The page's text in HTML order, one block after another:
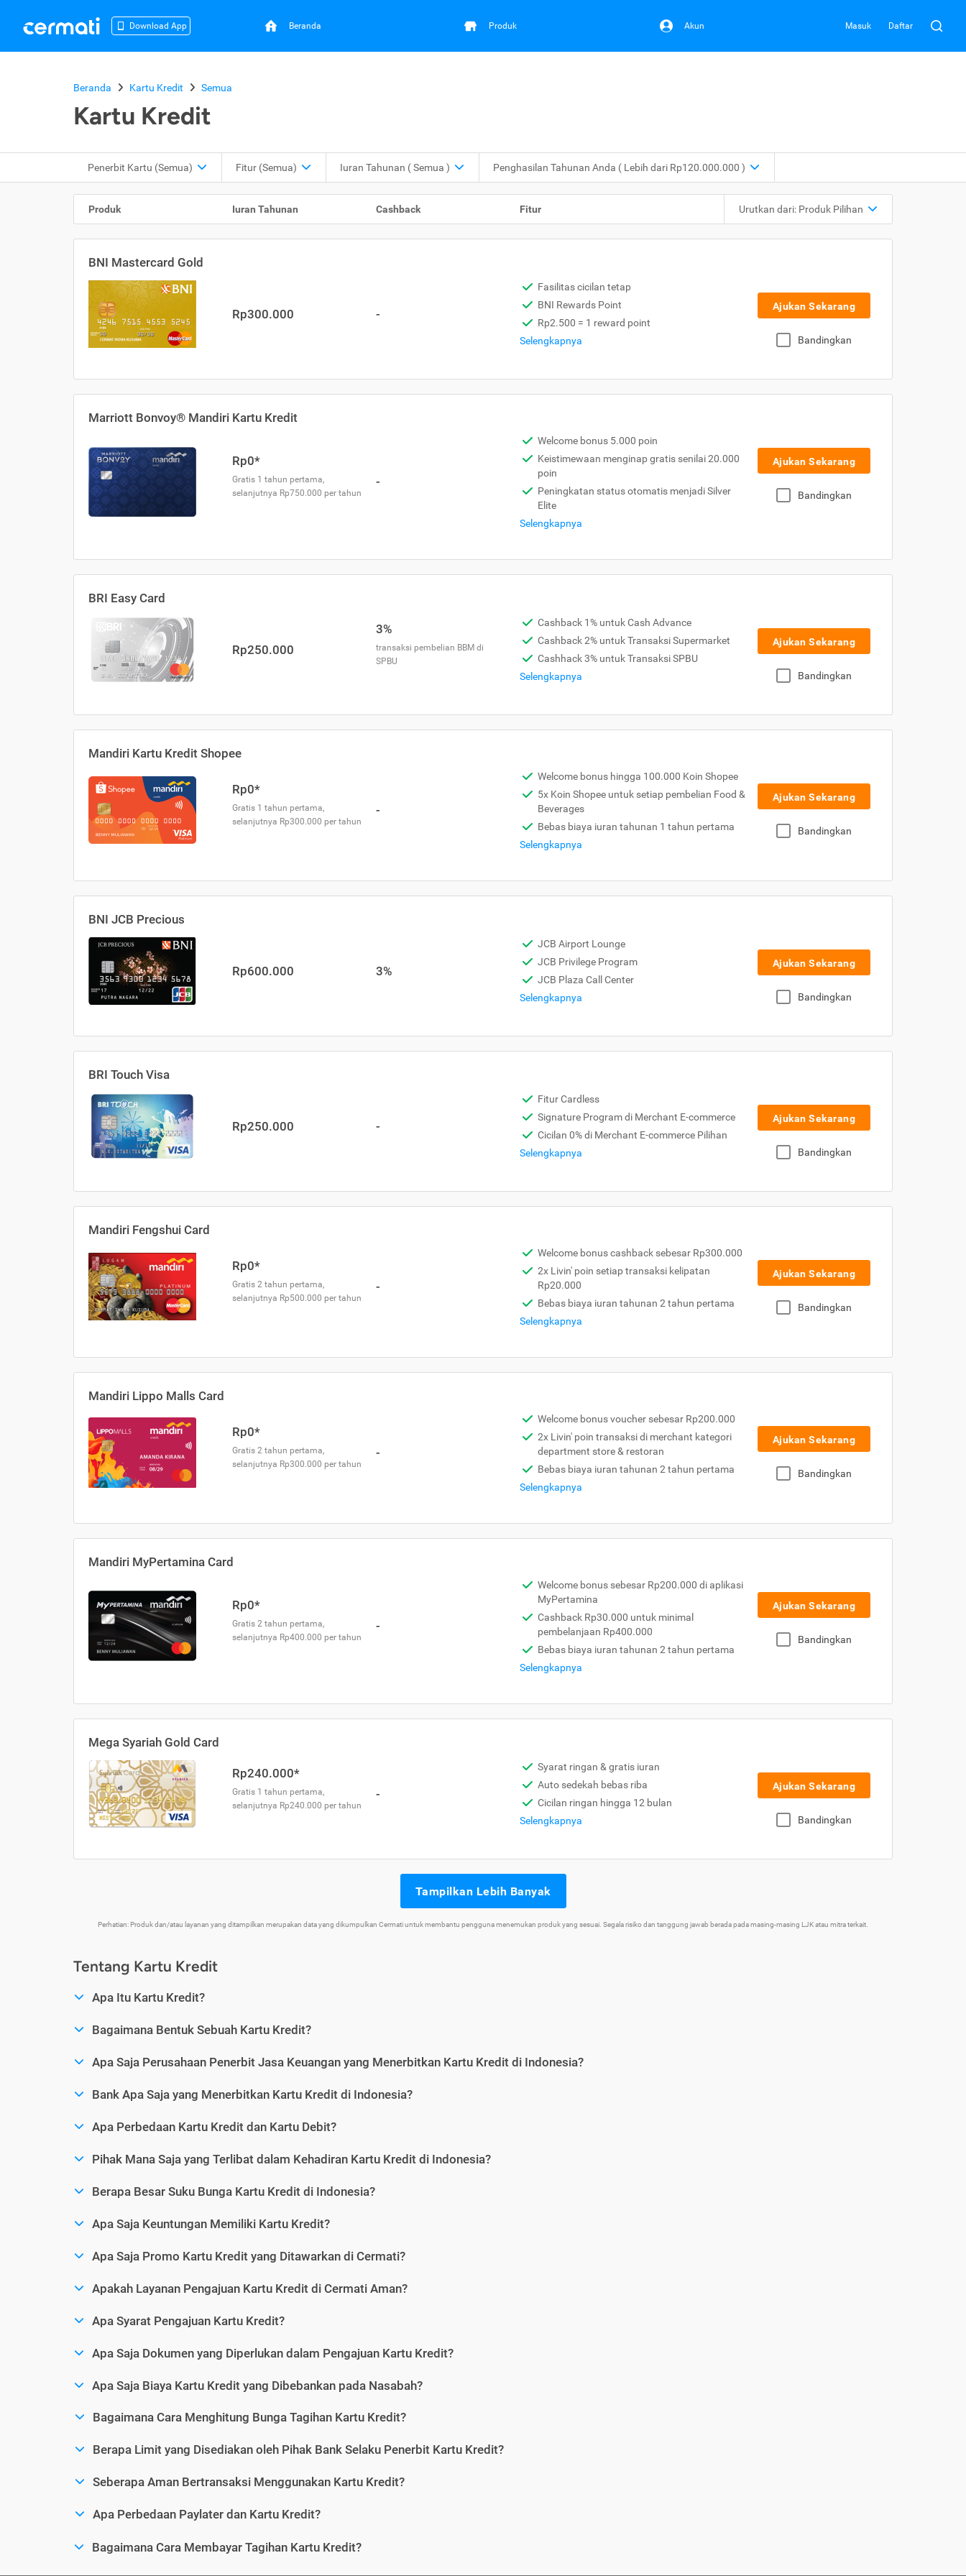
Download App Beranda Produk Akun Masuk Daftar
Beranda Kartu Kredit Semua
Kartu Kredit
Penerbit Kartu (Semua) Fitur (Semua) Iuran Tahunan ( Semua ) Penghasilan Tahunan Anda ( Lebih dari Rp120.000.000 )
Produk Iuran Tahunan Cashback Fitur Urutkan dari: Produk Pilihan
BNI Mastercard Gold
Rp300.000 -
Fasilitas cicilan tetap
BNI Rewards Point
Rp2.500 = 1 reward point
Selengkapnya
Ajukan Sekarang
Bandingkan
Marriott Bonvoy® Mandiri Kartu Kredit
Rp0*
Gratis 1 tahun pertama,
selanjutnya Rp750.000 per tahun
-
Welcome bonus 5.000 poin
Keistimewaan menginap gratis senilai 20.000
poin
Peningkatan status otomatis menjadi Silver
Elite
Selengkapnya
Ajukan Sekarang
Bandingkan
BRI Easy Card
Rp250.000
3%
transaksi pembelian BBM di
SPBU
Cashback 1% untuk Cash Advance
Cashback 2% untuk Transaksi Supermarket
Cashhack 3% untuk Transaksi SPBU
Selengkapnya
Ajukan Sekarang
Bandingkan
Mandiri Kartu Kredit Shopee
Rp0*
Gratis 1 tahun pertama,
selanjutnya Rp300.000 per tahun
-
Welcome bonus hingga 100.000 Koin Shopee
5x Koin Shopee untuk setiap pembelian Food &
Beverages
Bebas biaya iuran tahunan 1 tahun pertama
Selengkapnya
Ajukan Sekarang
Bandingkan
BNI JCB Precious
Rp600.000 3%
JCB Airport Lounge
JCB Privilege Program
JCB Plaza Call Center
Selengkapnya
Ajukan Sekarang
Bandingkan
BRI Touch Visa
Rp250.000 -
Fitur Cardless
Signature Program di Merchant E-commerce
Cicilan 0% di Merchant E-commerce Pilihan
Selengkapnya
Ajukan Sekarang
Bandingkan
Mandiri Fengshui Card
Rp0*
Gratis 2 tahun pertama,
selanjutnya Rp500.000 per tahun
-
Welcome bonus cashback sebesar Rp300.000
2x Livin' poin setiap transaksi kelipatan
Rp20.000
Bebas biaya iuran tahunan 2 tahun pertama
Selengkapnya
Ajukan Sekarang
Bandingkan
Mandiri Lippo Malls Card
Rp0*
Gratis 2 tahun pertama,
selanjutnya Rp300.000 per tahun
-
Welcome bonus voucher sebesar Rp200.000
2x Livin' poin transaksi di merchant kategori
department store & restoran
Bebas biaya iuran tahunan 2 tahun pertama
Selengkapnya
Ajukan Sekarang
Bandingkan
Mandiri MyPertamina Card
Rp0*
Gratis 2 tahun pertama,
selanjutnya Rp400.000 per tahun
-
Welcome bonus sebesar Rp200.000 di aplikasi
MyPertamina
Cashback Rp30.000 untuk minimal
pembelanjaan Rp400.000
Bebas biaya iuran tahunan 2 tahun pertama
Selengkapnya
Ajukan Sekarang
Bandingkan
Mega Syariah Gold Card
Rp240.000*
Gratis 1 tahun pertama,
selanjutnya Rp240.000 per tahun
-
Syarat ringan & gratis iuran
Auto sedekah bebas riba
Cicilan ringan hingga 12 bulan
Selengkapnya
Ajukan Sekarang
Bandingkan
Tampilkan Lebih Banyak
Perhatian: Produk dan/atau layanan yang ditampilkan merupakan data yang dikumpulkan Cermati untuk membantu pengguna menemukan produk yang sesuai. Segala risiko dan tanggung jawab berada pada masing-masing LJK atau mitra terkait.
Tentang Kartu Kredit
Apa Itu Kartu Kredit?
Bagaimana Bentuk Sebuah Kartu Kredit?
Apa Saja Perusahaan Penerbit Jasa Keuangan yang Menerbitkan Kartu Kredit di Indonesia?
Bank Apa Saja yang Menerbitkan Kartu Kredit di Indonesia?
Apa Perbedaan Kartu Kredit dan Kartu Debit?
Pihak Mana Saja yang Terlibat dalam Kehadiran Kartu Kredit di Indonesia?
Berapa Besar Suku Bunga Kartu Kredit di Indonesia?
Apa Saja Keuntungan Memiliki Kartu Kredit?
Apa Saja Promo Kartu Kredit yang Ditawarkan di Cermati?
Apakah Layanan Pengajuan Kartu Kredit di Cermati Aman?
Apa Syarat Pengajuan Kartu Kredit?
Apa Saja Dokumen yang Diperlukan dalam Pengajuan Kartu Kredit?
Apa Saja Biaya Kartu Kredit yang Dibebankan pada Nasabah?
Bagaimana Cara Menghitung Bunga Tagihan Kartu Kredit?
Berapa Limit yang Disediakan oleh Pihak Bank Selaku Penerbit Kartu Kredit?
Seberapa Aman Bertransaksi Menggunakan Kartu Kredit?
Apa Perbedaan Paylater dan Kartu Kredit?
Bagaimana Cara Membayar Tagihan Kartu Kredit?